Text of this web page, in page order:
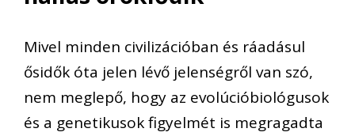
Mivel minden civilizációban és ráadásul
ősidők óta jelen lévő jelenségről van szó,
nem meglepő, hogy az evolúcióbiológusok
és a genetikusok figyelmét is megragadta